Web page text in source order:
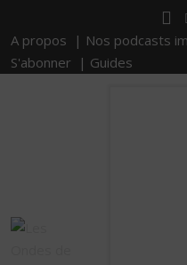
A propos | Nos podcasts
S'abonner | Guides